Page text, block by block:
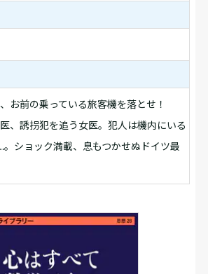
お前の乗っている旅客機を落とせ！
、誘拐犯を追う女医。犯人は機内にいる
ショック満載、息もつかせぬドイツ最